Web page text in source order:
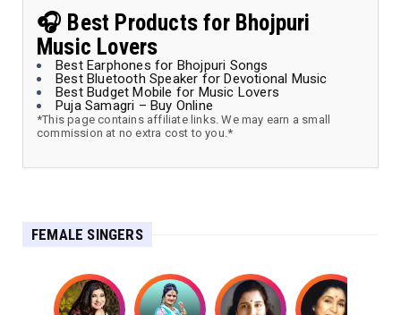
🎧 Best Products for Bhojpuri
Music Lovers
Best Earphones for Bhojpuri Songs
Best Bluetooth Speaker for Devotional Music
Best Budget Mobile for Music Lovers
Puja Samagri – Buy Online
*This page contains affiliate links. We may earn a small
commission at no extra cost to you.*
FEMALE SINGERS